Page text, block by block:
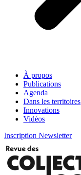
À propos
Publications
Agenda
Dans les territoires
Innovations
Vidéos
Inscription Newsletter